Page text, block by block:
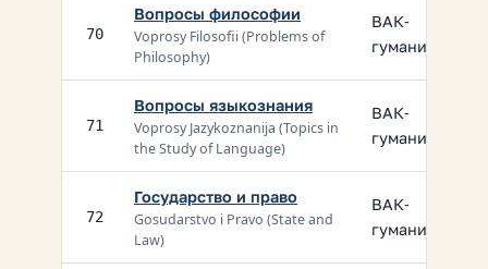
70
Вопросы философии
Voprosy Filosofii (Problems of
Philosophy)
ВАК-
гуманит.
71
Вопросы языкознания
Voprosy Jazykoznanija (Topics in
the Study of Language)
ВАК-
гуманит.
72
Государство и право
Gosudarstvo i Pravo (State and
Law)
ВАК-
гуманит.